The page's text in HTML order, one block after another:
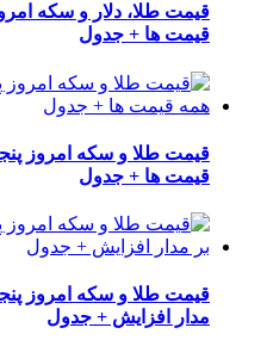
قیمت ها + جدول
قیمت ها + جدول
مدار افزایش + جدول